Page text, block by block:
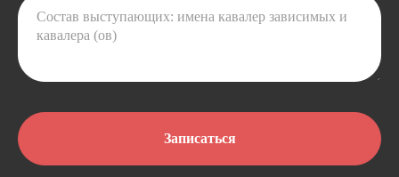
Записаться